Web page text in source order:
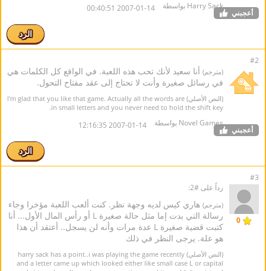
Harry Sack بواسطة 2007-01-14 00:40:51 أعجبني
الرد
#2
(مترجم) أنا سعيد لأنك تحب هذه اللعبة. في الواقع كل الكلمات هي
في رسائل صغيرة وأنت لا تحتاج إلى عقد مفتاح التحول.
(النص الأصلي) I'm glad that you like that game. Actually all the words are
in small letters and you never need to hold the shift key.
Novel Games بواسطة 2007-01-14 12:16:35 أعجبني
الرد
#3
0
رداً على #2:
(مترجم) هاري كيس لديه وجهة نظر. كنت ألعب اللعبة مؤخرا وجاء
رسالة التي بدت إما مثل حالة صغيرة L أو رأس المال الأول... أنا
كتبت قضية صغيرة L عدة مرات وأنه لن يسجل.. أعتقد أن هذا
هو علة. يرجى النظر في ذلك
(النص الأصلي) harry sack has a point..i was playing the game recently
and a letter came up which looked either like small case L or capital